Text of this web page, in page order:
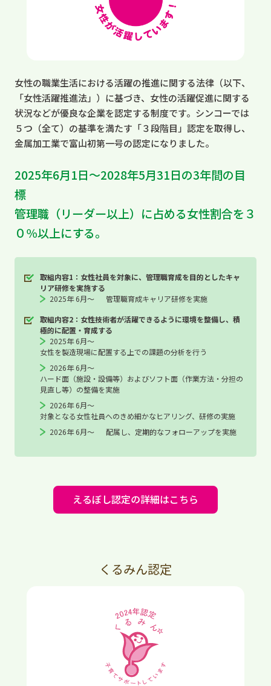
女性の職業生活における活躍の推進に関する法律（以下、
「女性活躍推進法」）に基づき、女性の活躍促進に関する
状況などが優良な企業を認定する制度です。シンコーでは
５つ（全て）の基準を満たす「３段階目」認定を取得し、
金属加工業で富山初第一号の認定になりました。
2025年6月1日〜2028年5月31日の3年間の目
標
管理職（リーダー以上）に占める女性割合を３
０％以上にする。
取組内容1：女性社員を対象に、管理職育成を目的としたキャ
リア研修を実施する
2025年 6月～
管理職育成キャリア研修を実施
取組内容2：女性技術者が活躍できるように環境を整備し、積
極的に配置・育成する
2025年 6月～
女性を製造現場に配置する上での課題の分析を行う
2026年 6月～
ハード面（施設・設備等）およびソフト面（作業方法・分担の
見直し等）の整備を実施
2026年 6月～
対象となる女性社員へのきめ細かなヒアリング、研修の実施
2026年 6月～
配属し、定期的なフォローアップを実施
えるぼし認定の詳細はこちら
くるみん認定